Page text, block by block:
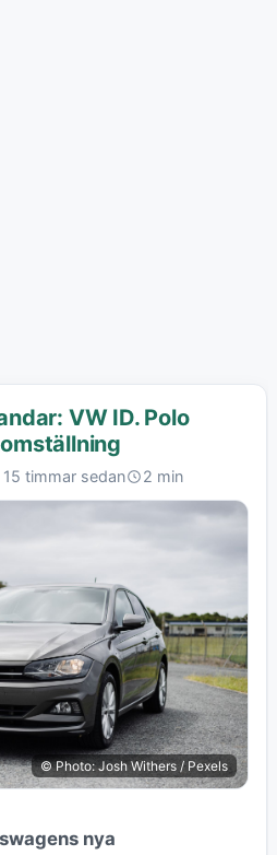
VW ID. Polo
timmar sedan 2 min
© Photo: Josh Withers / Pexels
nya